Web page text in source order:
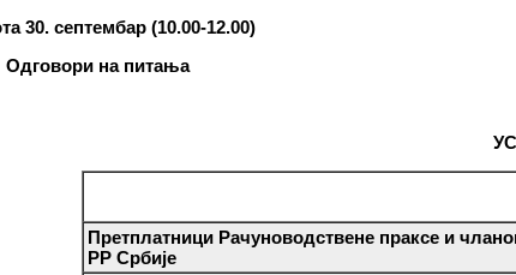
30. септембар (10.00-12.00)
Одговори на питања
Претплатници Рачуноводствене праксе и
РР Србије